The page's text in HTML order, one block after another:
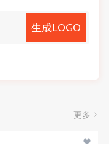
生成LOGO
更多